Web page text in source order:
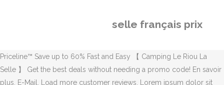
selle français prix
Priceline™ Save up to 60% Fast and Easy 【 Camping Le Riou La
Selle 】 Get the best deals without needing a promo code! En savoir
plus. E-Mail. Load more customer reviews. Lorem ipsum dolor sit